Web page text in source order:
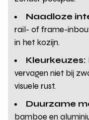
Naadloze
rail- of frame-
in het kozijn.
Kleurkeuzes:
vervagen niet bij
visuele rust.
Duurzame
bamboe en